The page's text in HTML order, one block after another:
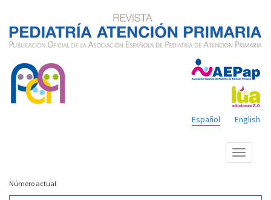
English
Español
Mostrar
menú
Número actual